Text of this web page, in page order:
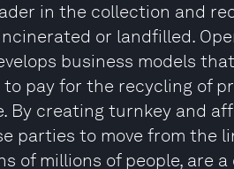
in the collection and
or landfilled.
business models
pay for the recycling of
By creating turnkey and
parties to move from the
of millions of people, are